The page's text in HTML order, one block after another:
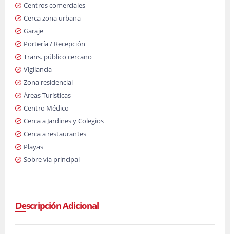
Centros comerciales
Cerca zona urbana
Garaje
Portería / Recepción
Trans. público cercano
Vigilancia
Zona residencial
Áreas Turísticas
Centro Médico
Cerca a Jardines y Colegios
Cerca a restaurantes
Playas
Sobre vía principal
Descripción Adicional